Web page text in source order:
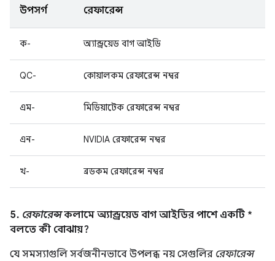
উপসর্গ রেফারেন্স
ক- অ্যান্ড্রয়েড বাগ আইডি
QC- কোয়ালকম রেফারেন্স নম্বর
এম- মিডিয়াটেক রেফারেন্স নম্বর
এন- NVIDIA রেফারেন্স নম্বর
খ- ব্রডকম রেফারেন্স নম্বর
5. রেফারেন্সকলামে অ্যান্ড্রয়েড বাগ আইডির পাশে একটি *
বলতে কী বোঝায়?
যে সমস্যাগুলি সর্বজনীনভাবে উপলব্ধ নয় সেগুলির রেফারেন্স